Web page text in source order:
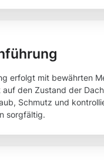
erfolgt mit bewährten
den Zustand der
Schmutz und
sorgfältig.